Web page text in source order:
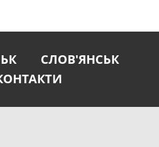
СЛОВ'ЯНСЬК